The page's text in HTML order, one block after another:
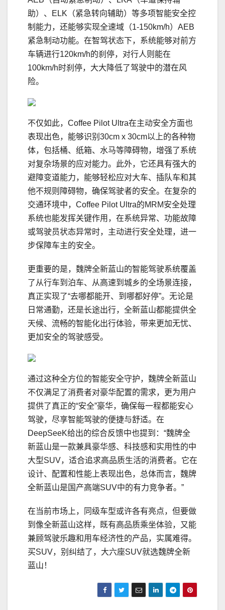
助）、ELK（紧急转向辅助）等多项智能安全控
制能力，还能够实现全速域（1-150km/h）AEB
紧急制动功能。在智驾状态下，系统能够对前方
车辆进行120km/h的刹停，对行人则能在
100km/h时刹停，大大降低了驾驶中的潜在风
险。
不仅如此，Coffee Pilot Ultra在主动安全方面也
表现出色，能够识别30cm x 30cm以上的各种物
体，包括桶、纸箱、水马等障碍物，增强了系统
对复杂场景的应对能力。此外，它还具有强大的
避障变道能力，能够轻松应对大车、插队车和其
他不规则障碍物，确保驾驶者的安全。在复杂的
交通环境中，Coffee Pilot Ultra的MRM安全处理
系统也能发挥关键作用，在系统异常、功能故障
或驾驶员状态异常时，主动进行安全处理，进一
步保障车主的安全。
更重要的是，魏牌全新蓝山的智能驾驶系统覆盖
了从行车到泊车、从高速到城乡的全场景连接，
真正实现了“去哪都能开、到哪都好停”。无论是
日常通勤，还是长途出行，全新蓝山都能提供全
天候、流畅的智能化出行体验，带来更加无忧、
更加安全的驾驶感受。
通过这种全方位的智能安全守护，魏牌全新蓝山
不仅满足了消费者对豪华配置的需求，更为用户
提供了真正的“安全”豪华，确保每一程都能安心
驾驶，尽享智能驾驶的便捷与舒适。在
DeepSeeK给出的综合反馈中也提到：“魏牌全
新蓝山是一款兼具豪华感、科技感和实用性的中
大型SUV，适合追求高品质生活的消费者。它在
设计、配置和性能上表现出色，总体而言，魏牌
全新蓝山是国产高端SUV中的有力竞争者。”
在当前市场上，同级车型或许各有亮点，但要做
到像全新蓝山这样，既有高品质乘坐体验，又能
兼顾驾驶乐趣和用车经济性的产品，实属难得。
买SUV，别纠结了，大六座SUV就选魏牌全新
蓝山！